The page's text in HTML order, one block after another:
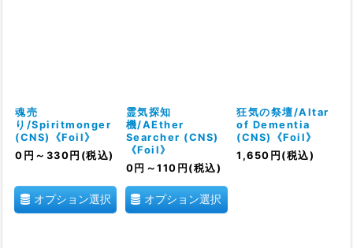
魂売
り/Spiritmonger
(CNS)《Foil》
0 円 ～330 円 (税込)
オプション選択
霊気探知
機/AEther
Searcher (CNS)
《Foil》
0 円 ～110 円 (税込)
オプション選択
狂気の祭壇/Altar
of Dementia
(CNS)《Foil》
1,650 円 (税込)